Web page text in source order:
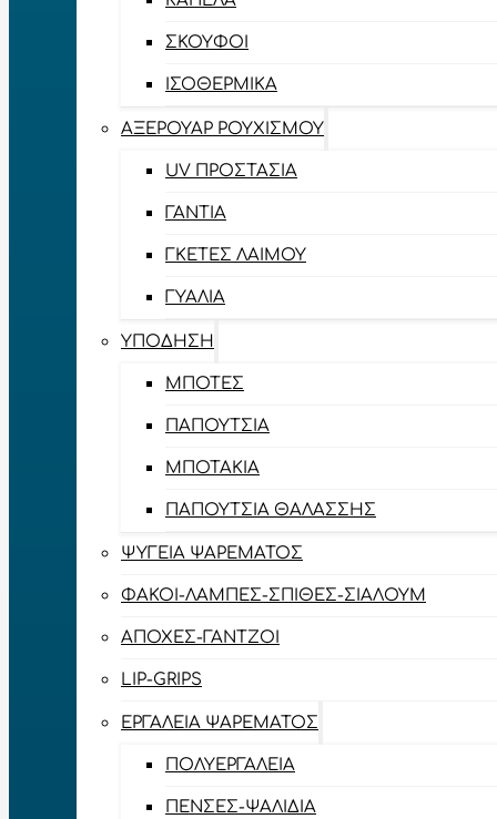
ΣΚΟΎΦΟΙ
ΙΣΟΘΕΡΜΙΚΆ
ΑΞΕΡΟΥΆΡ ΡΟΥΧΙΣΜΟΎ
UV ΠΡΟΣΤΑΣΊΑ
ΓΆΝΤΙΑ
ΓΚΈΤΕΣ ΛΑΊΜΟΥ
ΓΥΑΛΙΆ
ΥΠΌΔΗΣΗ
ΜΠΌΤΕΣ
ΠΑΠΟΎΤΣΙΑ
ΜΠΟΤΆΚΙΑ
ΠΑΠΟΎΤΣΙΑ ΘΑΛΆΣΣΗΣ
ΨΥΓΕΊΑ ΨΑΡΈΜΑΤΟΣ
ΦΑΚΟΊ-ΛΆΜΠΕΣ-ΣΠΊΘΕΣ-ΣΊΑΛΟΥΜ
ΑΠΌΧΕΣ-ΓΆΝΤΖΟΙ
LIP-GRIPS
EΡΓΑΛΕΊΑ ΨΑΡΈΜΑΤΟΣ
ΠΟΛΥΕΡΓΑΛΕΊΑ
ΠΈΝΣΕΣ-ΨΑΛΊΔΙΑ